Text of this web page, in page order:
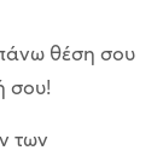
θέση σου
σου!
των